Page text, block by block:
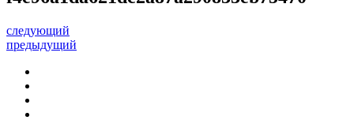
следующий
предыдущий